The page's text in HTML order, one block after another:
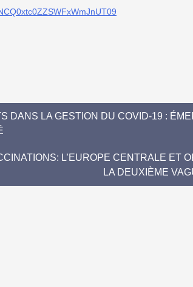
DANS LA GESTION DU COVID-19 :
L’EUROPE CENTRALE ET
LA DEUXIÈME